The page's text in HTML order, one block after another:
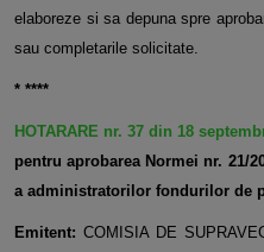
elaboreze si sa depuna spre
sau completarile solicitate.
* ****
HOTARARE nr. 37 din 18
pentru aprobarea Normei nr. 21/
a administratorilor fondurilor de
Emitent:COMISIA DE